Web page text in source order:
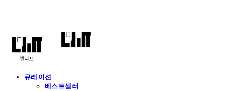
큐레이션
베스트셀러